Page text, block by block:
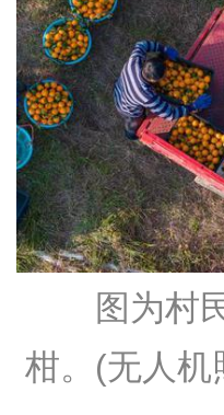
图为村
柑。(无人机